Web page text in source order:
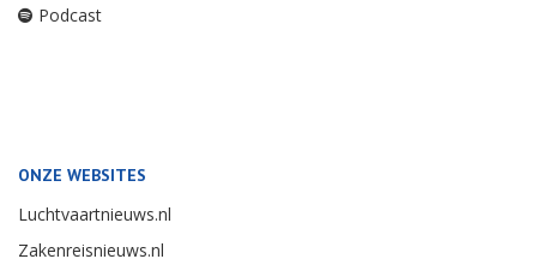
Podcast
ONZE WEBSITES
Luchtvaartnieuws.nl
Zakenreisnieuws.nl